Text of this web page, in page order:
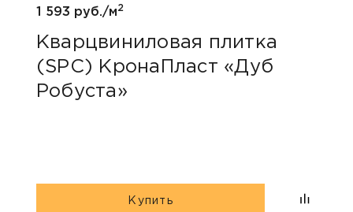
1 593 руб./м2
Кварцвиниловая плитка
(SPC) КронаПласт «Дуб
Робуста»
Купить